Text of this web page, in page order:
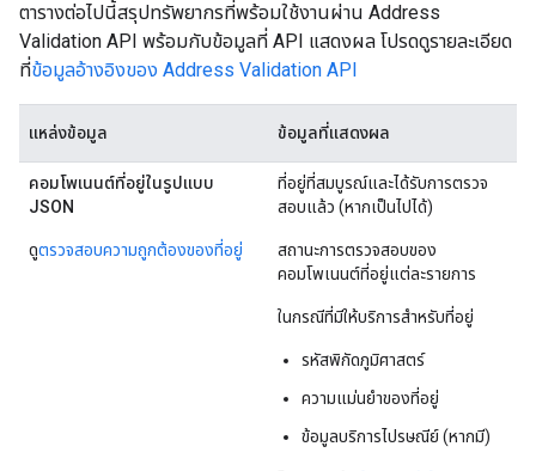
ตารางต่อไปนี้สรุปทรัพยากรที่พร้อมใช้งานผ่าน Address
Validation API พร้อมกับข้อมูลที่ API แสดงผล โปรดดูรายละเอียด
ที่ข้อมูลอ้างอิงของ Address Validation API
แหล่งข้อมูล ข้อมูลที่แสดงผล
คอมโพเนนต์ที่อยู่ในรูปแบบ
JSON
ดูตรวจสอบความถูกต้องของที่อยู่
ที่อยู่ที่สมบูรณ์และได้รับการตรวจ
สอบแล้ว (หากเป็นไปได้)
สถานะการตรวจสอบของ
คอมโพเนนต์ที่อยู่แต่ละรายการ
ในกรณีที่มีให้บริการสำหรับที่อยู่
รหัสพิกัดภูมิศาสตร์
ความแม่นยำของที่อยู่
ข้อมูลบริการไปรษณีย์ (หากมี)